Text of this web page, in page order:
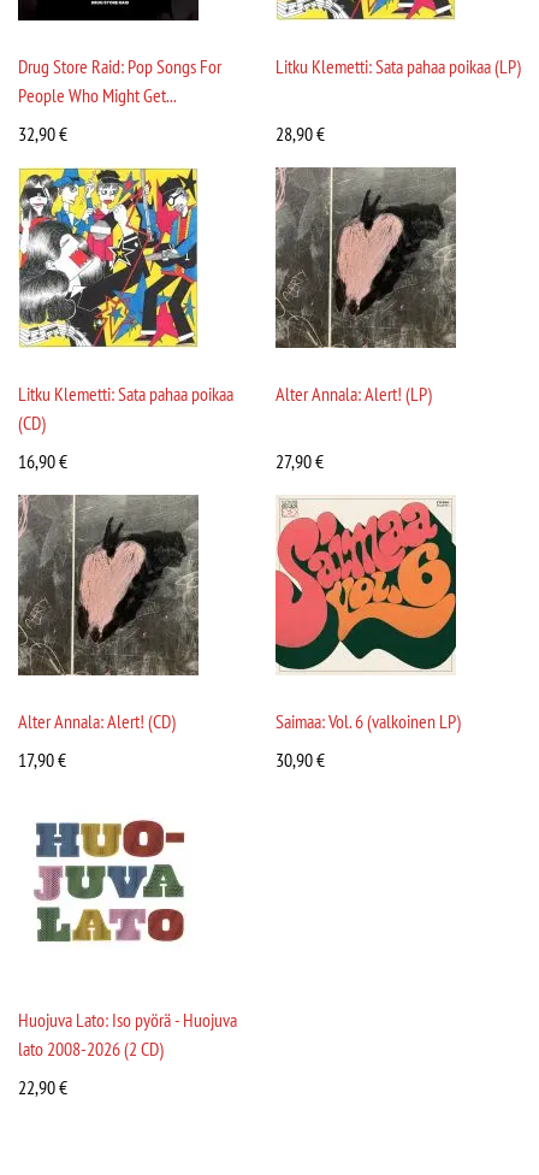
Drug Store Raid: Pop Songs For
People Who Might Get...
32,90€
Litku Klemetti: Sata pahaa poikaa (LP)
28,90€
Litku Klemetti: Sata pahaa poikaa
(CD)
16,90€
Alter Annala: Alert! (LP)
27,90€
Alter Annala: Alert! (CD)
17,90€
Saimaa: Vol. 6 (valkoinen LP)
30,90€
Huojuva Lato: Iso pyörä - Huojuva
lato 2008-2026 (2 CD)
22,90€